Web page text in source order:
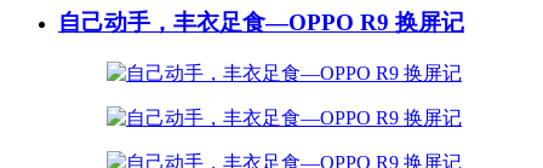
自己动手，丰衣足食—OPPO R9 换屏记